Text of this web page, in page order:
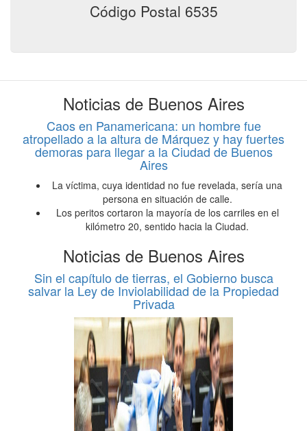
Código Postal 6535
Noticias de Buenos Aires
Caos en Panamericana: un hombre fue
atropellado a la altura de Márquez y hay fuertes
demoras para llegar a la Ciudad de Buenos
Aires
La víctima, cuya identidad no fue revelada, sería una
persona en situación de calle.
Los peritos cortaron la mayoría de los carriles en el
kilómetro 20, sentido hacia la Ciudad.
Noticias de Buenos Aires
Sin el capítulo de tierras, el Gobierno busca
salvar la Ley de Inviolabilidad de la Propiedad
Privada